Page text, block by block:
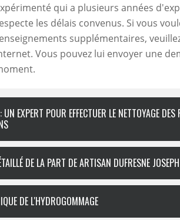
qui a plusieurs années
les délais convenus. Si vous
supplémentaires,
Vous pouvez lui envoyer une
EXPERT POUR EFFECTUER LE NETTOYAGE DES
DE LA PART DE ARTISAN DUFRESNE
DE L'HYDROGOMMAGE